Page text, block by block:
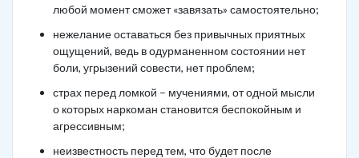
любой момент сможет «завязать» самостоятельно;
нежелание оставаться без привычных приятных
ощущений, ведь в одурманенном состоянии нет
боли, угрызений совести, нет проблем;
страх перед ломкой – мучениями, от одной мысли
о которых наркоман становится беспокойным и
агрессивным;
неизвестность перед тем, что будет после